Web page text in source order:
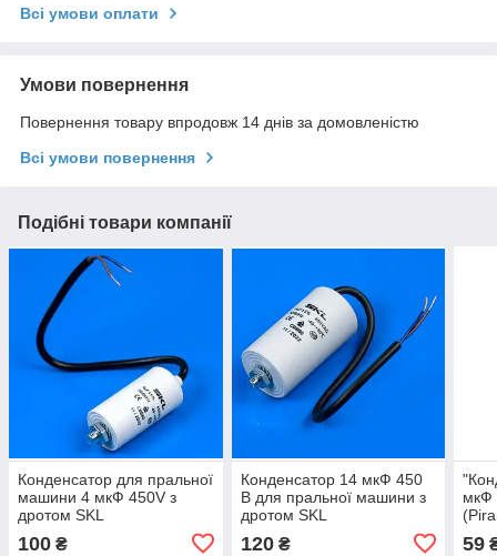
Всі умови оплати
Умови повернення
Повернення товару впродовж 14 днів за домовленістю
Всі умови повернення
Подібні товари компанії
Конденсатор для пральної
машини 4 мкФ 450V з
дротом SKL
100 ₴
Конденсатор 14 мкФ 450
В для пральної машини з
дротом SKL
120₴
мкФ
59